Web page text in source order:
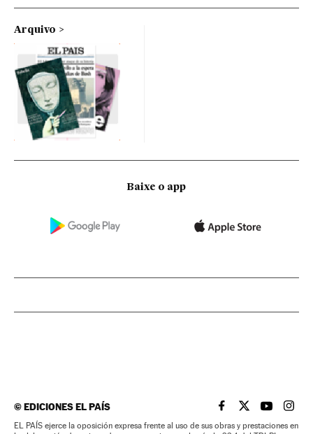
Arquivo
Baixe o app
©EDICIONES EL PAÍS EL PAÍS BRASIL EN
EL PAÍSEL PAÍS
EL
EL PAÍS ejerce la oposición expresa frente al uso de sus obras y prestaciones en